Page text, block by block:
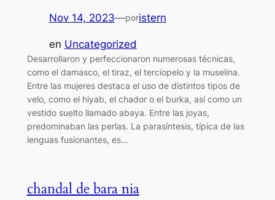
Nov 14, 2023—poristern
en Uncategorized
Desarrollaron y perfeccionaron numerosas técnicas,
como el damasco, el tiraz, el terciopelo y la muselina.
Entre las mujeres destaca el uso de distintos tipos de
velo, como el hiyab, el chador o el burka, así como un
vestido suelto llamado abaya. Entre las joyas,
predominaban las perlas. La parasíntesis, típica de las
lenguas fusionantes, es…
chandal de bara nia